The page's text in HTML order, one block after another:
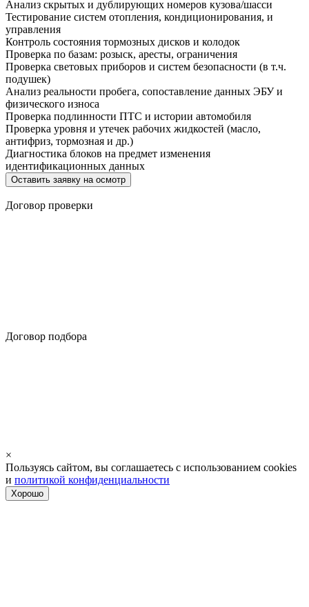
Анализ скрытых и дублирующих номеров кузова/шасси
Тестирование систем отопления, кондиционирования, и
управления
Контроль состояния тормозных дисков и колодок
Проверка по базам: розыск, аресты, ограничения
Проверка световых приборов и систем безопасности (в т.ч.
подушек)
Анализ реальности пробега, сопоставление данных ЭБУ и
физического износа
Проверка подлинности ПТС и истории автомобиля
Проверка уровня и утечек рабочих жидкостей (масло,
антифриз, тормозная и др.)
Диагностика блоков на предмет изменения
идентификационных данных
Оставить заявку на осмотр
Договор проверки
Договор подбора
×
Пользуясь сайтом, вы соглашаетесь с использованием cookies
и политикой конфиденциальности
Хорошо